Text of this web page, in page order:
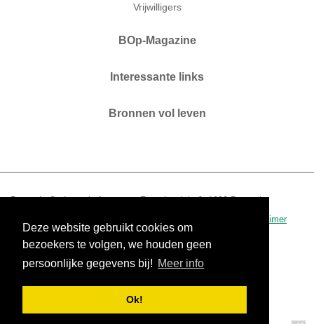
Deze website gebruikt cookies om
bezoekers te volgen, we houden geen
persoonlijke gegevens bij! Meer info
Ok!
Vrijwilligers
BOp-Magazine
Interessante links
Bronnen vol leven
Brussels Ouderenplatform vzw. Zaterdagplein 6. 1000 Brussel.
disclaimer
0434.390.942 - RPR Brussel